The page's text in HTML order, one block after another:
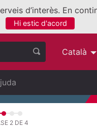
d’interès. En
extern)
Hi estic d'acord
Català
2 DE 4